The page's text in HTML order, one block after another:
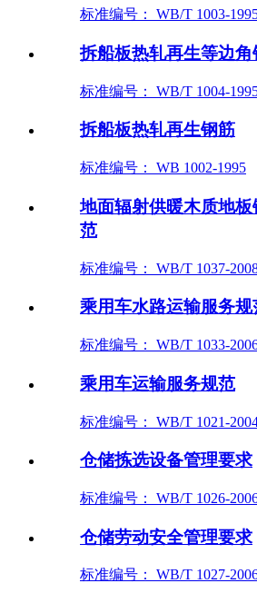
标准编号： WB/T 1003-
拆船板热轧再生等边角
标准编号： WB/T 1004-
拆船板热轧再生钢筋
标准编号： WB 1002-1995
地面辐射供暖木质地
范
标准编号： WB/T 1037-
乘用车水路运输服务规
标准编号： WB/T 1033-
乘用车运输服务规范
标准编号： WB/T 1021-
仓储拣选设备管理要求
标准编号： WB/T 1026-
仓储劳动安全管理要求
标准编号： WB/T 1027-